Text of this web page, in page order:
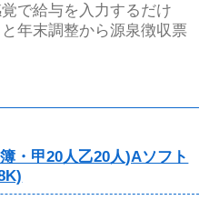
で給与を入力するだけ
年末調整から源泉徴収票
・甲20人乙20人)Aソフト